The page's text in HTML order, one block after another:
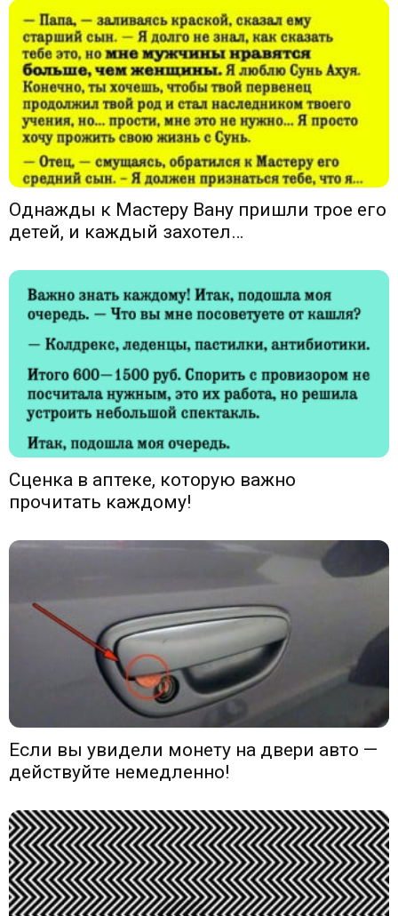
Однажды к Мастеру Вану пришли трое его
детей, и каждый захотел…
Сценка в аптеке, которую важно
прочитать каждому!
Если вы увидели монету на двери авто —
действуйте немедленно!